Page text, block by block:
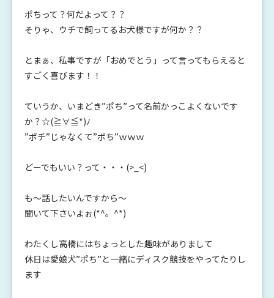
ポちって？何だよって？？
そりゃ、ウチで飼ってるお犬様ですが何か？？
とまぁ、私事ですが「おめでとう」って言ってもらえると
すごく喜びます！！
ていうか、いまどき”ポち”って名前かっこよくないです
か？☆(≧∀≦*)ﾉ
”ポチ”じゃなくて”ポち”ｗｗｗ
どーでもいい？って・・・(>_<)
も～話したいんですから～
聞いて下さいよぉ(*^。^*)
わたくし高橋にはちょっとした趣味がありまして
休日は愛娘犬”ポち”と一緒にディスク競技をやってたりし
ます